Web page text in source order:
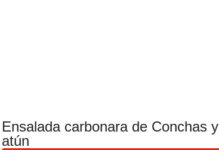
Ensalada carbonara de Conchas y
atún